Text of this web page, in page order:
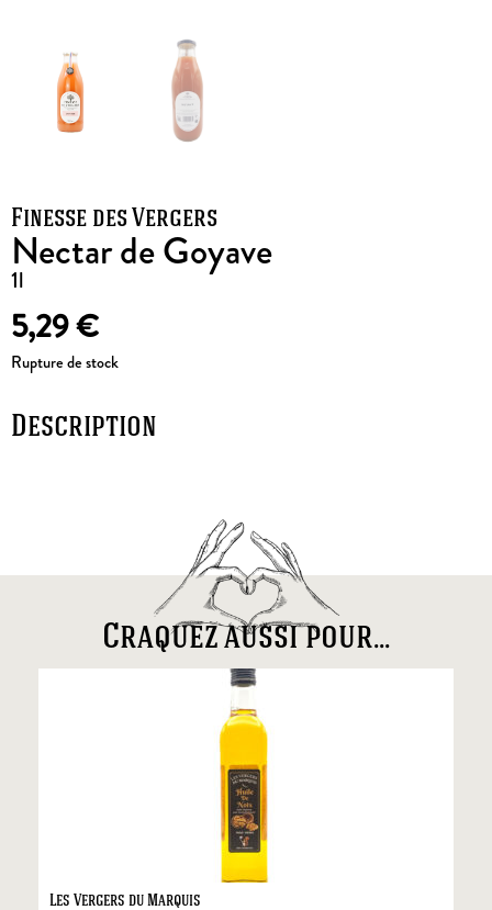
Finesse des Vergers
Nectar de Goyave
1l
5,29€
Rupture de stock
Description
Craquez aussi pour...
Les Vergers du Marquis